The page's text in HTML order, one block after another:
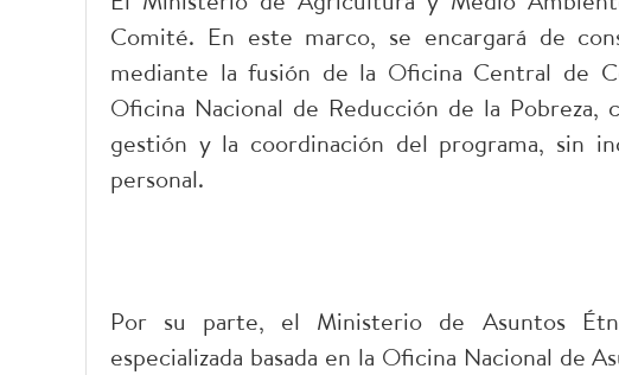
Comité. En este marco, se encargará de
mediante la fusión de la Oficina Central de
Oficina Nacional de Reducción de la
gestión y la coordinación del programa, sin
personal.
Por su parte, el Ministerio de Asuntos
especializada basada en la Oficina Nacional de